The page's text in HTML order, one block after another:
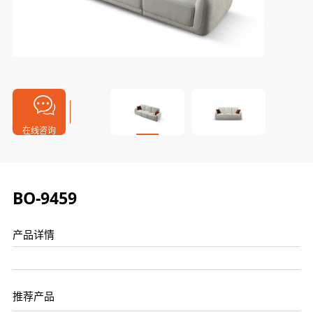
在线咨询
BO-9459
产品详情
推荐产品